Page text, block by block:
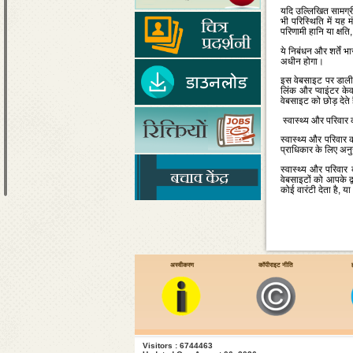
यदि उल्‍लिखित
भी परिस्‍थिति में यह
परिणामी हानि या
ये निबंधन और शर्तें
अधीन होगा।
इस वेबसाइट पर
लिंक और प्‍वाइंटर
वेबसाइट को छोड़ देते
स्‍वास्‍थ्‍य और
स्‍वास्‍थ्‍य और
प्राधिकार के लिए
स्‍वास्‍थ्‍य और
वेबसाइटों को आपके
कोई वारंटी देता है,
अस्वीकरण कॉपीराइट नीति
Visitors : 6744463